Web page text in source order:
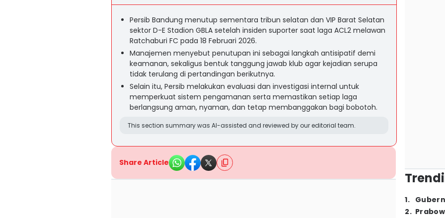
Persib Bandung menutup sementara tribun selatan dan VIP Barat Selatan
sektor D-E Stadion GBLA setelah insiden suporter saat laga ACL2 melawan
Ratchaburi FC pada 18 Februari 2026.
Manajemen menyebut penutupan ini sebagai langkah antisipatif demi
keamanan, sekaligus bentuk tanggung jawab klub agar kejadian serupa
tidak terulang di pertandingan berikutnya.
Selain itu, Persib melakukan evaluasi dan investigasi internal untuk
memperkuat sistem pengamanan serta memastikan setiap laga
berlangsung aman, nyaman, dan tetap membanggakan bagi bobotoh.
This section summary was AI-assisted and reviewed by our editorial team.
Share Article
1.
2.